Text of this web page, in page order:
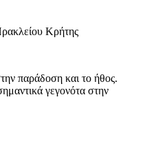
Κρήτης
παράδοση και το ήθος.
γεγονότα στην